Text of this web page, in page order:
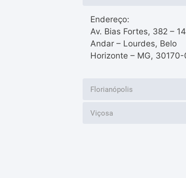
Endereço:
Av. Bias Fortes, 382 –
Andar – Lourdes, Belo
Horizonte – MG, 30170-
Florianópolis
Viçosa